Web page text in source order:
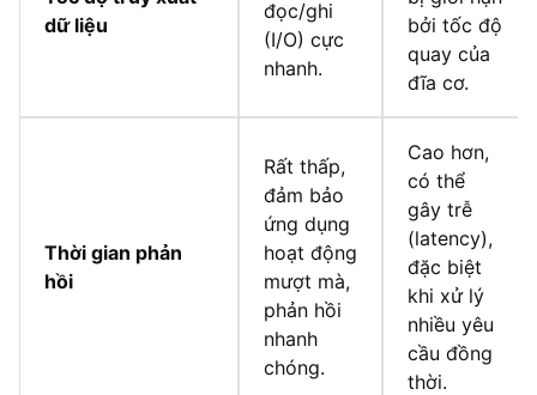
dữ liệu
đọc/ghi
(I/O) cực
nhanh.
bởi tốc độ
quay của
đĩa cơ.
Thời gian phản
hồi
Rất thấp,
đảm bảo
ứng dụng
hoạt động
mượt mà,
phản hồi
nhanh
chóng.
Cao hơn,
có thể
gây trễ
(latency),
đặc biệt
khi xử lý
nhiều yêu
cầu đồng
thời.